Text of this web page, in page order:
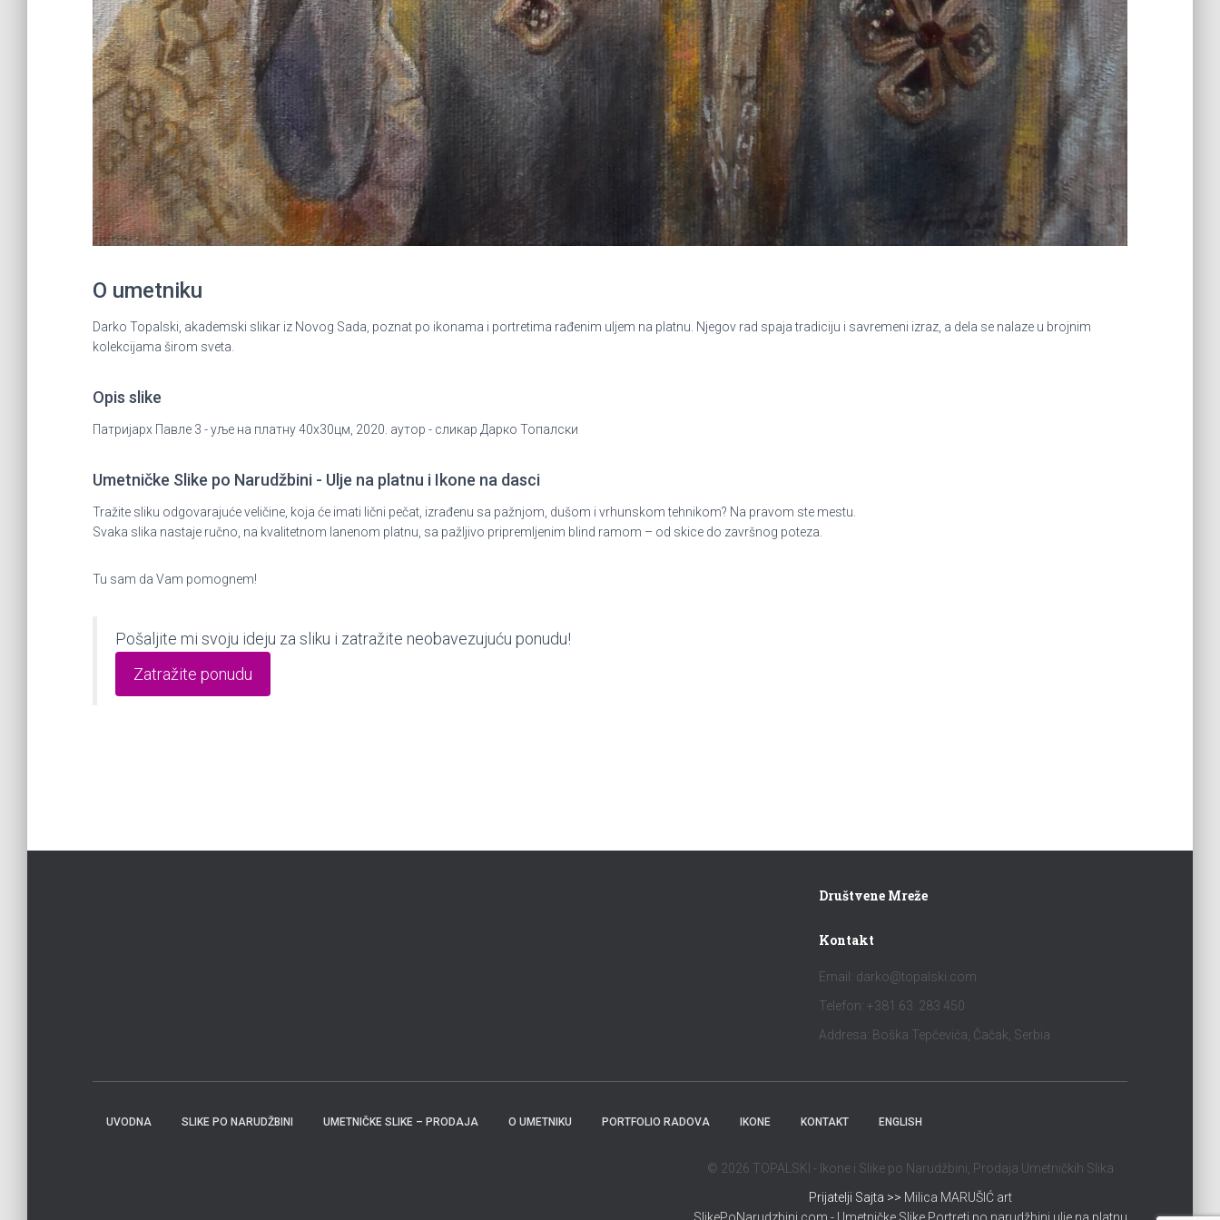
O umetniku
Darko Topalski, akademski slikar iz Novog Sada, poznat po ikonama i portretima rađenim uljem na platnu. Njegov rad spaja tradiciju i savremeni izraz, a dela se nalaze u brojnim
kolekcijama širom sveta.
Opis slike
Патријарх Павле 3 - уље на платну 40x30цм, 2020. аутор - сликар Дарко Топалски
Umetničke Slike po Narudžbini - Ulje na platnu i Ikone na dasci
Tražite sliku odgovarajuće veličine, koja će imati lični pečat, izrađenu sa pažnjom, dušom i vrhunskom tehnikom? Na pravom ste mestu.
Svaka slika nastaje ručno, na kvalitetnom lanenom platnu, sa pažljivo pripremljenim blind ramom – od skice do završnog poteza.
Tu sam da Vam pomognem!
Pošaljite mi svoju ideju za sliku i zatražite neobavezujuću ponudu!
Zatražite ponudu
Društvene Mreže
Kontakt
Email: darko@topalski.com
Telefon: +381 63 283 450
Addresa: Boška Tepčevića, Čačak, Serbia
UVODNA SLIKE PO NARUDŽBINI UMETNIČKE SLIKE – PRODAJA O UMETNIKU PORTFOLIO RADOVA IKONE KONTAKT ENGLISH
© 2026 TOPALSKI - Ikone i Slike po Narudžbini, Prodaja Umetničkih Slika
Prijatelji Sajta >> Milica MARUŠIĆ art